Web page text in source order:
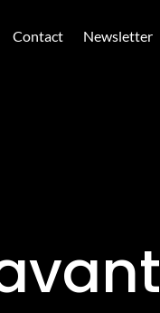
Contact Newsletter